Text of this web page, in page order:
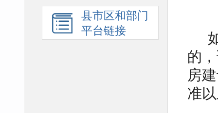
县市区和部门
平台链接
的
房
准